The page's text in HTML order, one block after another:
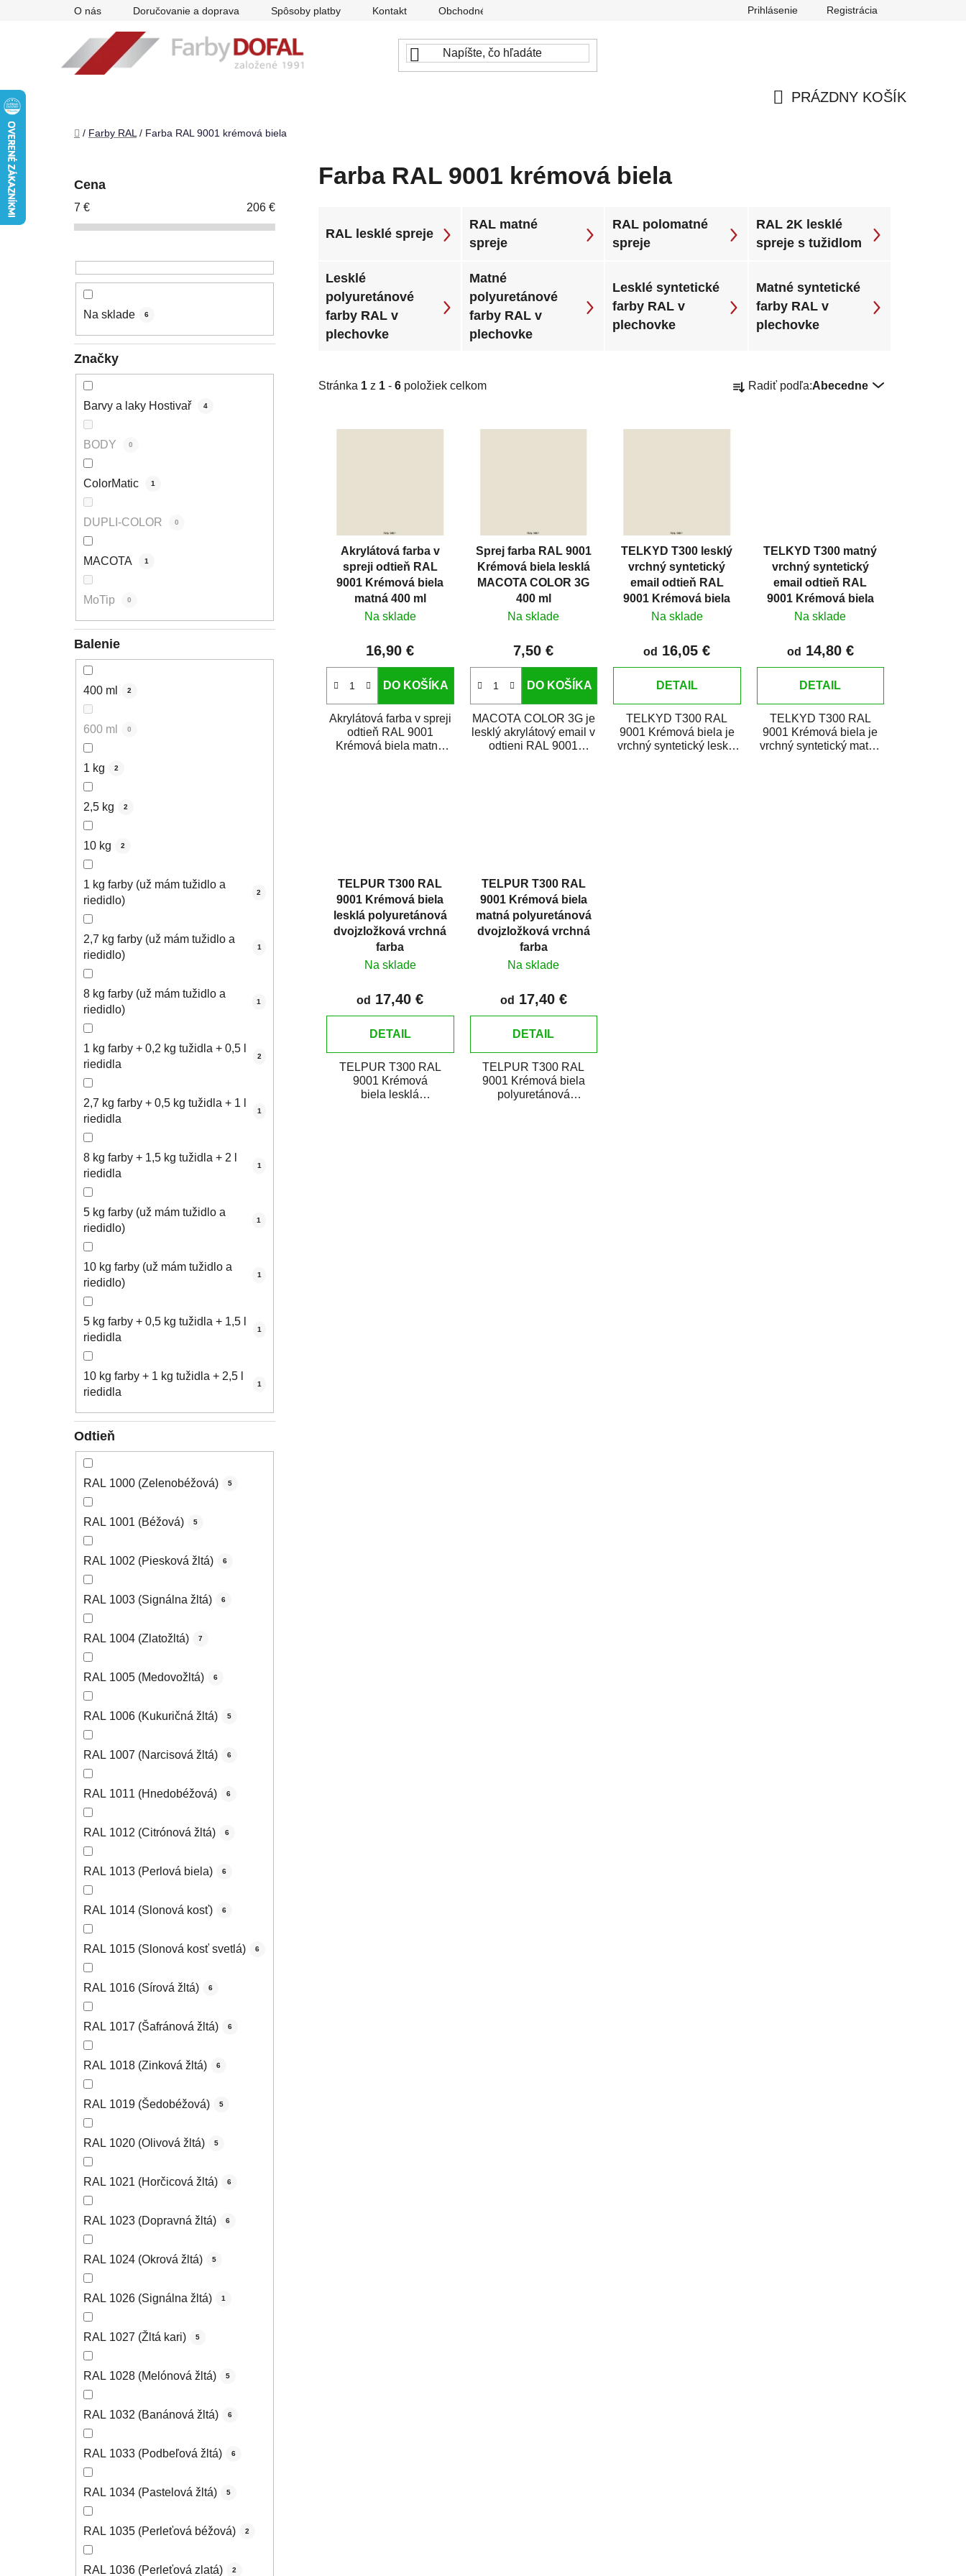
O nás Doručovanie a doprava Spôsoby platby Kontakt Obchodné podmienky Reklamačný poriadok Odstúpenie od zmluvy
Prihlásenie Registrácia
PRÁZDNY KOŠÍK
Domov
/ Farby RAL / Farba RAL 9001 krémová biela
Cena
7 € 206 €
Na sklade 6
Značky
Barvy a laky Hostivař 4
BODY 0
ColorMatic 1
DUPLI-COLOR 0
MACOTA 1
MoTip 0
Balenie
400 ml 2
600 ml 0
1 kg 2
2,5 kg 2
10 kg 2
1 kg farby (už mám tužidlo a
riedidlo)
2
2,7 kg farby (už mám tužidlo a
riedidlo)
1
8 kg farby (už mám tužidlo a
riedidlo)
1
1 kg farby + 0,2 kg tužidla + 0,5 l
riedidla
2
2,7 kg farby + 0,5 kg tužidla + 1 l
riedidla
1
8 kg farby + 1,5 kg tužidla + 2 l
riedidla
1
5 kg farby (už mám tužidlo a
riedidlo)
1
10 kg farby (už mám tužidlo a
riedidlo)
1
5 kg farby + 0,5 kg tužidla + 1,5 l
riedidla
1
10 kg farby + 1 kg tužidla + 2,5 l
riedidla
1
Odtieň
RAL 1000 (Zelenobéžová) 5
RAL 1001 (Béžová) 5
RAL 1002 (Piesková žltá) 6
RAL 1003 (Signálna žltá) 6
RAL 1004 (Zlatožltá) 7
RAL 1005 (Medovožltá) 6
RAL 1006 (Kukuričná žltá) 5
RAL 1007 (Narcisová žltá) 6
RAL 1011 (Hnedobéžová) 6
RAL 1012 (Citrónová žltá) 6
RAL 1013 (Perlová biela) 6
RAL 1014 (Slonová kosť) 6
RAL 1015 (Slonová kosť svetlá) 6
RAL 1016 (Sírová žltá) 6
RAL 1017 (Šafránová žltá) 6
RAL 1018 (Zinková žltá) 6
RAL 1019 (Šedobéžová) 5
RAL 1020 (Olivová žltá) 5
RAL 1021 (Horčicová žltá) 6
RAL 1023 (Dopravná žltá) 6
RAL 1024 (Okrová žltá) 5
RAL 1026 (Signálna žltá) 1
RAL 1027 (Žltá kari) 5
RAL 1028 (Melónová žltá) 5
RAL 1032 (Banánová žltá) 6
RAL 1033 (Podbeľová žltá) 6
RAL 1034 (Pastelová žltá) 5
RAL 1035 (Perleťová béžová) 2
RAL 1036 (Perleťová zlatá) 2
Farba RAL 9001 krémová biela
RAL lesklé spreje
RAL matné
spreje
RAL polomatné
spreje
RAL 2K lesklé
spreje s tužidlom
Lesklé
polyuretánové
farby RAL v
plechovke
Matné
polyuretánové
farby RAL v
plechovke
Lesklé syntetické
farby RAL v
plechovke
Matné syntetické
farby RAL v
plechovke
Stránka 1 z 1 - 6 položiek celkom
a
Radiť podľa:Abecedne
v
Akrylátová farba v
spreji odtieň RAL
9001 Krémová biela
matná 400 ml
Na sklade
16,90 €
DO KOŠÍKA
Akrylátová farba v spreji
odtieň RAL 9001
Krémová biela matná
Sprej farba RAL 9001
Krémová biela lesklá
MACOTA COLOR 3G
400 ml
Na sklade
7,50 €
DO KOŠÍKA
MACOTA COLOR 3G je
lesklý akrylátový email v
odtieni RAL 9001
TELKYD T300 lesklý
vrchný syntetický
email odtieň RAL
9001 Krémová biela
Na sklade
od 16,05 €
DETAIL
TELKYD T300 RAL
9001 Krémová biela je
vrchný syntetický lesklý
TELKYD T300 matný
vrchný syntetický
email odtieň RAL
9001 Krémová biela
Na sklade
od 14,80 €
DETAIL
TELKYD T300 RAL
9001 Krémová biela je
vrchný syntetický matný
TELPUR T300 RAL
9001 Krémová biela
lesklá polyuretánová
dvojzložková vrchná
farba
Na sklade
od 17,40 €
DETAIL
TELPUR T300 RAL
9001 Krémová
biela lesklá
TELPUR T300 RAL
9001 Krémová biela
matná polyuretánová
dvojzložková vrchná
farba
Na sklade
od 17,40 €
DETAIL
TELPUR T300 RAL
9001 Krémová biela
polyuretánová